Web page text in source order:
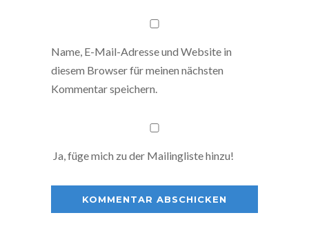
Name, E-Mail-Adresse und Website in
diesem Browser für meinen nächsten
Kommentar speichern.
Ja, füge mich zu der Mailingliste hinzu!